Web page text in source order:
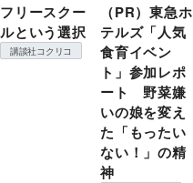
フリースクー
ルという選択
講談社コクリコ
（PR）東急ホ
テルズ「人気
食育イベン
ト」参加レポ
ート 野菜嫌
いの娘を変え
た「もったい
ない！」の精
神